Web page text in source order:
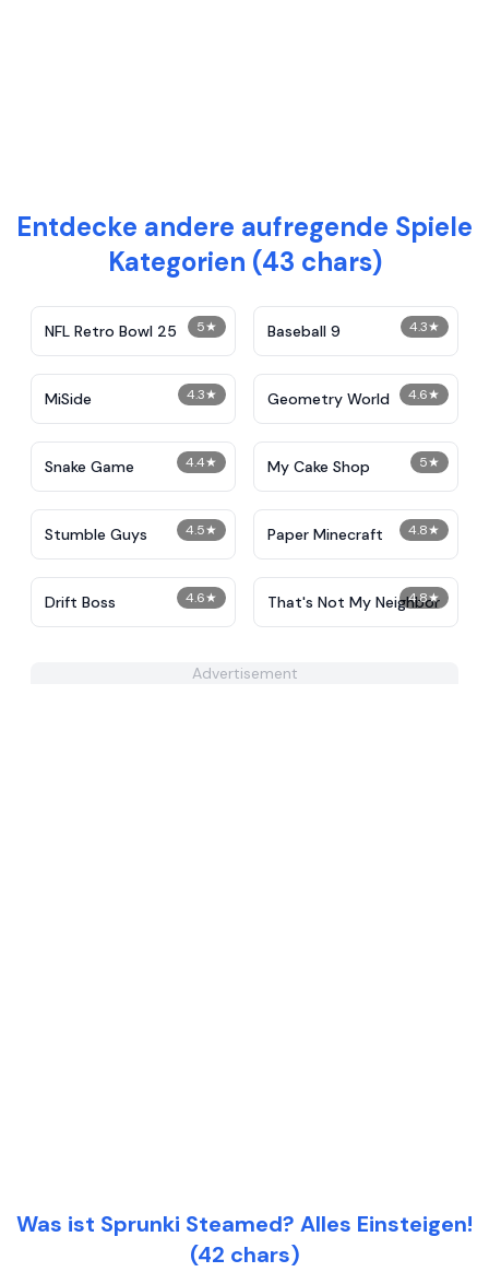
Entdecke andere aufregende Spiele
Kategorien (43 chars)
5★
NFL Retro Bowl 25 4.3★
Baseball 9
4.3★
MiSide 4.6★
Geometry World
4.4★
Snake Game 5★
My Cake Shop
4.5★
Stumble Guys 4.8★
Paper Minecraft
4.6★
Drift Boss 4.8★
That's Not My Neighbor
Advertisement
Was ist Sprunki Steamed? Alles Einsteigen!
(42 chars)